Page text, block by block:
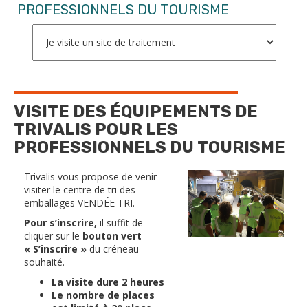
PROFESSIONNELS DU TOURISME
VISITE DES ÉQUIPEMENTS DE
TRIVALIS POUR LES
PROFESSIONNELS DU TOURISME
Trivalis vous propose de venir
visiter le centre de tri des
emballages VENDÉE TRI.
Pour s’inscrire, il suffit de
cliquer sur le bouton vert
« S’inscrire » du créneau
souhaité.
La visite dure 2 heures
Le nombre de places